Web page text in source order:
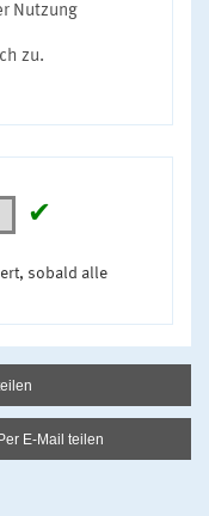
Nutzung
zu.
✔
sobald alle
E-Mail teilen